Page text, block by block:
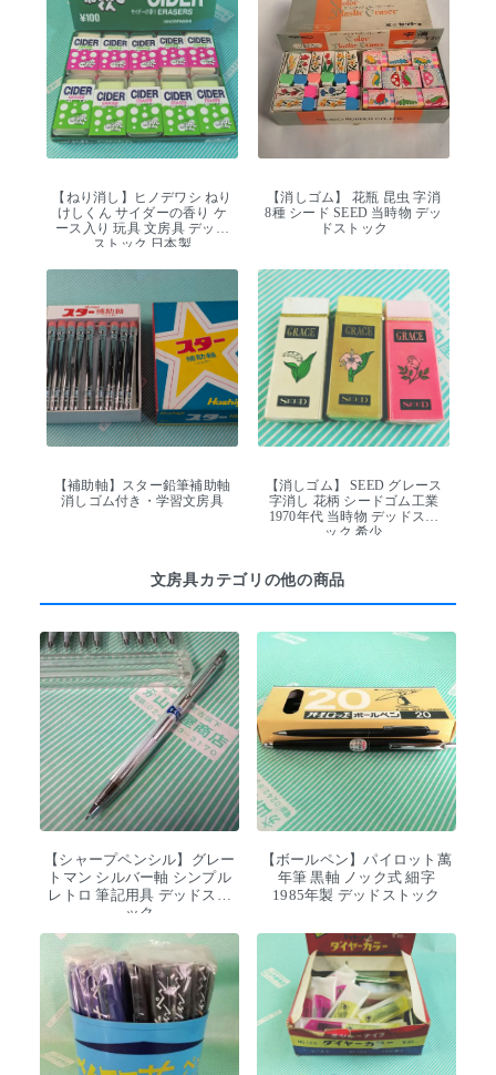
【ねり消し】ヒノデワシ ねり
けしくん サイダーの香り ケ
ース入り 玩具 文房具 デッド
ストック 日本製
【消しゴム】 花瓶 昆虫 字消
8種 シード SEED 当時物 デッ
ドストック
【補助軸】スター鉛筆補助軸
消しゴム付き・学習文房具
【消しゴム】 SEED グレース
字消し 花柄 シードゴム工業
1970年代 当時物 デッドスト
ック 希少
文房具カテゴリの他の商品
【シャープペンシル】グレー
トマン シルバー軸 シンプル
レトロ 筆記用具 デッドスト
ック
【ボールペン】パイロット萬
年筆 黒軸 ノック式 細字
1985年製 デッドストック